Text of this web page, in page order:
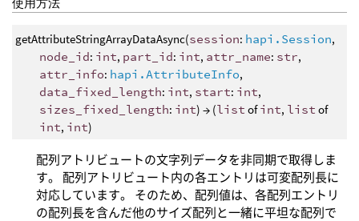
getAttributeStringArrayDataAsync(session: hapi.Session,
node_id: int, part_id: int, attr_name: str,
attr_info: hapi.AttributeInfo,
data_fixed_length: int, start: int,
sizes_fixed_length: int) → (list ofint, list of
int, int)
配列アトリビュートの文字列データを非同期で取得しま
す。 配列アトリビュート内の各エントリは可変配列長に
対応しています。 そのため、配列値は、各配列エントリ
の配列長を含んだ他のサイズ配列と一緒に平坦な配列で